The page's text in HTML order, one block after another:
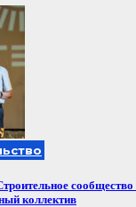
коллектив